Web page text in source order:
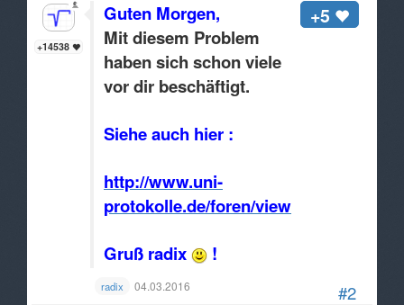
#2
+14538
+5
Guten Morgen,
Mit diesem Problem
haben sich schon viele
vor dir beschäftigt.
Siehe auch hier :
http://www.uni-
protokolle.de/foren/viewt/38742,0.html
Gruß radix
!
radix 04.03.2016